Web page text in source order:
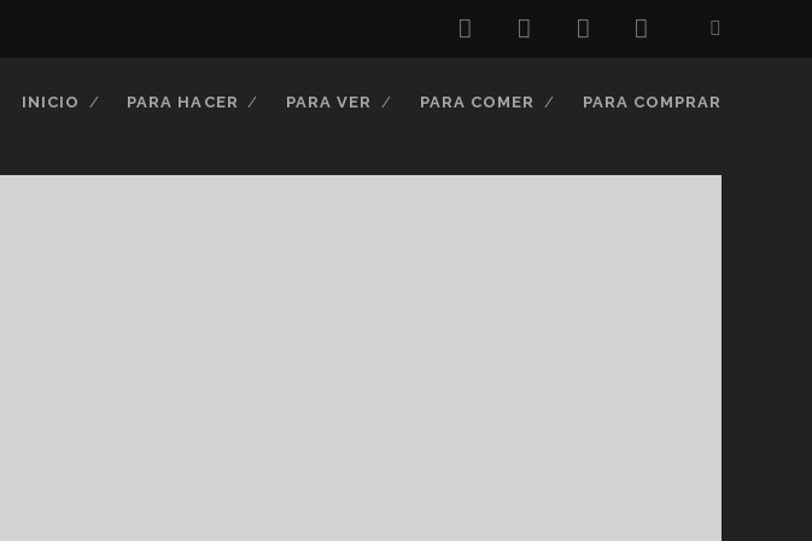
twitter facebookinstagramyoutube
INICIO PARA HACER PARA VER PARA COMER PARA COMPRAR